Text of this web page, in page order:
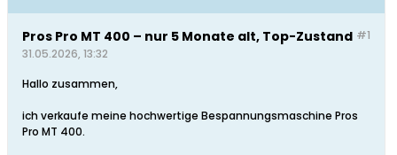
#1
Pros Pro MT 400 – nur 5 Monate alt, Top-Zustand
31.05.2026, 13:32
Hallo zusammen,
ich verkaufe meine hochwertige Bespannungsmaschine Pros
Pro MT 400.